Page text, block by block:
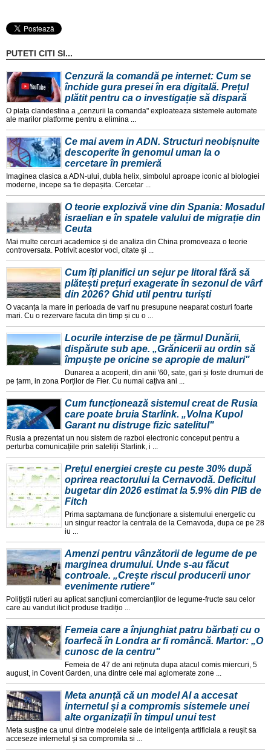
PUTETI CITI SI...
Cenzură la comandă pe internet: Cum se
închide gura presei în era digitală. Prețul
plătit pentru ca o investigație să dispară
O piața clandestina a „cenzurii la comanda" exploateaza sistemele automate
ale marilor platforme pentru a elimina ...
Ce mai avem in ADN. Structuri neobișnuite
descoperite în genomul uman la o
cercetare în premieră
Imaginea clasica a ADN-ului, dubla helix, simbolul aproape iconic al biologiei
moderne, incepe sa fie depașita. Cercetar ...
O teorie explozivă vine din Spania: Mosadul
israelian e în spatele valului de migrație din
Ceuta
Mai multe cercuri academice și de analiza din China promoveaza o teorie
controversata. Potrivit acestor voci, citate și ...
Cum îți planifici un sejur pe litoral fără să
plătești prețuri exagerate în sezonul de vârf
din 2026? Ghid util pentru turiști
O vacanța la mare in perioada de varf nu presupune neaparat costuri foarte
mari. Cu o rezervare facuta din timp și cu o ...
Locurile interzise de pe țărmul Dunării,
dispărute sub ape. „Grănicerii au ordin să
împuște pe oricine se apropie de maluri"
Dunarea a acoperit, din anii '60, sate, gari și foste drumuri de
pe țarm, in zona Porților de Fier. Cu numai cațiva ani ...
Cum funcționează sistemul creat de Rusia
care poate bruia Starlink. „Volna Kupol
Garant nu distruge fizic satelitul"
Rusia a prezentat un nou sistem de razboi electronic conceput pentru a
perturba comunicațiile prin sateliții Starlink, i ...
Prețul energiei crește cu peste 30% după
oprirea reactorului la Cernavodă. Deficitul
bugetar din 2026 estimat la 5.9% din PIB de
Fitch
Prima saptamana de funcționare a sistemului energetic cu
un singur reactor la centrala de la Cernavoda, dupa ce pe 28
iu ...
Amenzi pentru vânzătorii de legume de pe
marginea drumului. Unde s-au făcut
controale. „Crește riscul producerii unor
evenimente rutiere"
Polițiștii rutieri au aplicat sancțiuni comercianților de legume-fructe sau celor
care au vandut ilicit produse tradițio ...
Femeia care a înjunghiat patru bărbați cu o
foarfecă în Londra ar fi româncă. Martor: „O
cunosc de la centru"
Femeia de 47 de ani reținuta dupa atacul comis miercuri, 5
august, in Covent Garden, una dintre cele mai aglomerate zone ...
Meta anunță că un model AI a accesat
internetul și a compromis sistemele unei
alte organizații în timpul unui test
Meta susține ca unul dintre modelele sale de inteligența artificiala a reușit sa
acceseze internetul și sa compromita si ...